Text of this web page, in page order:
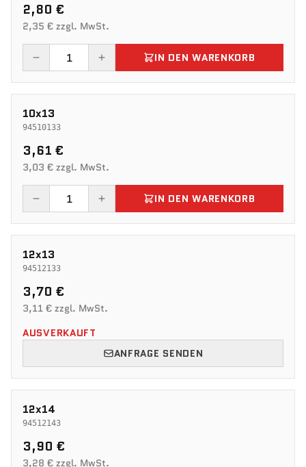
2,80 €
2,35 € zzgl. MwSt.
IN DEN WARENKORB
10x13
94510133
3,61 €
3,03 € zzgl. MwSt.
IN DEN WARENKORB
12x13
94512133
3,70 €
3,11 € zzgl. MwSt.
AUSVERKAUFT
ANFRAGE SENDEN
12x14
94512143
3,90 €
3,28 € zzgl. MwSt.